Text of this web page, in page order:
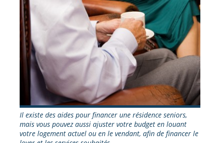
Il existe des aides pour financer une résidence seniors,
mais vous pouvez aussi ajuster votre budget en louant
votre logement actuel ou en le vendant, afin de financer le